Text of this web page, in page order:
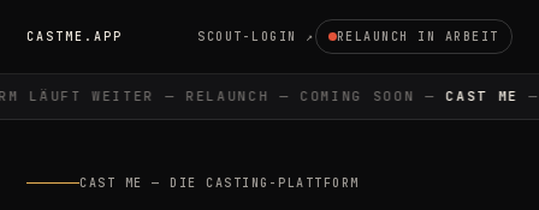
CASTME.APP SCOUT-LOGIN ↗ RELAUNCH IN ARBEIT
LÄUFT WEITER — RELAUNCH — COMING SOON — CAST ME—
CAST ME — DIE CASTING-PLATTFORM